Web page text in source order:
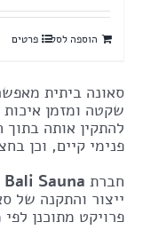
היה:
300 ₪.הוספה לסל פרטים
סאונה ביתית
שקטה ומזמן
להתקין אותה
פנימי קיים, וכן
חברת Bali Sauna – בא לי סאונה
ייצור והתקנה של
פרויקט מתוכנן